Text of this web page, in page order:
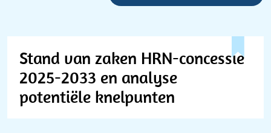
Stand van zaken HRN-concessie
2025-2033 en analyse
potentiële knelpunten